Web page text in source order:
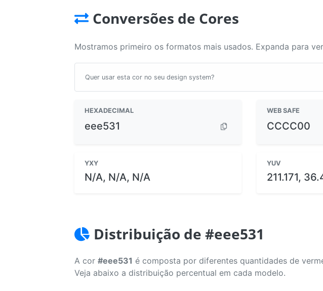
Conversões de Cores
Mostramos primeiro os formatos mais usados. Expanda para
Quer usar esta cor no seu design system?
HEXADECIMAL
eee531
WEB SAFE
CCCC00
YXY
N/A, N/A, N/A
YUV
211.171,
Distribuição de #eee531
A cor #eee531 é composta por diferentes quantidades de
Veja abaixo a distribuição percentual em cada modelo.